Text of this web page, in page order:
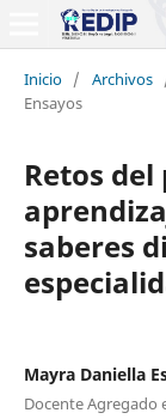
Inicio / Archivos
Ensayos
Retos
saberes
Mayra Daniella
Docente Agregado